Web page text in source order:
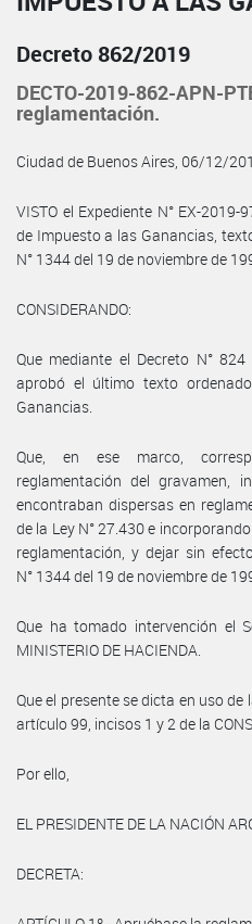
Decreto 862/2019
DECTO-2019-862-APN-
reglamentación.
Ciudad de Buenos Aires, 06/12/
VISTO el Expediente N° EX-
de Impuesto a las Ganancias,
N° 1344 del 19 de noviembre de
CONSIDERANDO:
Que mediante el Decreto N°
aprobó el último texto
Ganancias.
Que, en ese marco,
reglamentación del gravamen,
encontraban dispersas en
de la Ley N° 27.430 e
reglamentación, y dejar sin
N° 1344 del 19 de noviembre de
Que ha tomado intervención el
MINISTERIO DE HACIENDA.
Que el presente se dicta en uso
artículo 99, incisos 1 y 2 de la
Por ello,
EL PRESIDENTE DE LA NACIÓN
DECRETA: